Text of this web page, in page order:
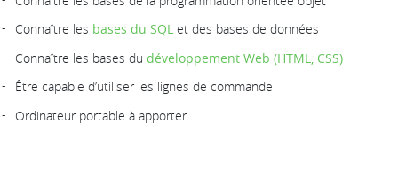
Connaître les bases du SQL et des bases de données
Connaître les bases du développement Web (HTML, CSS)
Être capable d’utiliser les lignes de commande
Ordinateur portable à apporter